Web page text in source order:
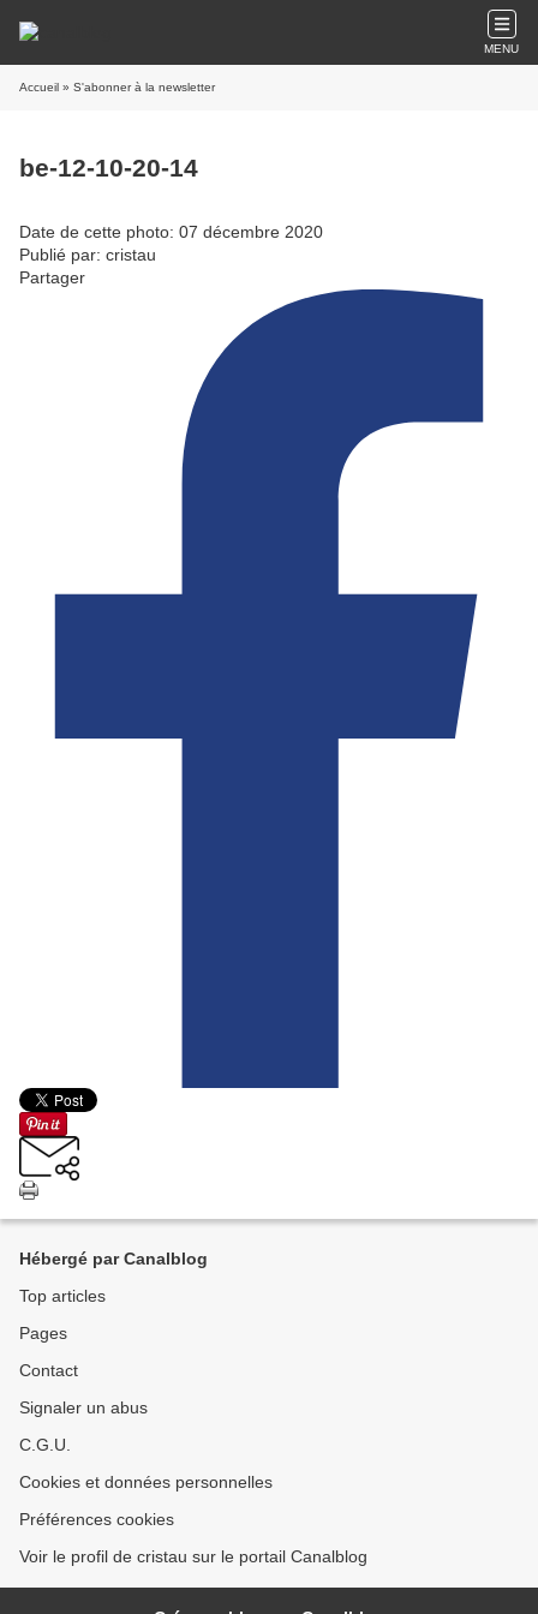
MENU
Accueil » S'abonner à la newsletter
be-12-10-20-14
Date de cette photo: 07 décembre 2020
Publié par: cristau
Partager
Hébergé par Canalblog
Top articles
Pages
Contact
Signaler un abus
C.G.U.
Cookies et données personnelles
Préférences cookies
Voir le profil de cristau sur le portail Canalblog